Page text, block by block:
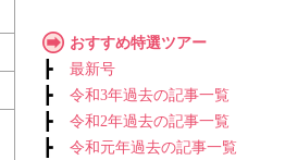
おすすめ特選ツアー
┣ 最新号
┣ 令和3年過去の記事一覧
┣ 令和2年過去の記事一覧
┣ 令和元年過去の記事一覧